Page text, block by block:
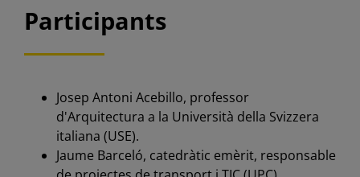
Participants
Josep Antoni Acebillo, professor
d'Arquitectura a la Università della Svizzera
italiana (USE).
Jaume Barceló, catedràtic emèrit, responsable